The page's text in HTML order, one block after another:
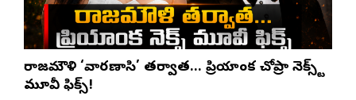
రాజమౌళి ‘వారణాసి’ తర్వాత… ప్రియాంక చోప్రా నెక్స్ట్
మూవీ ఫిక్స్!